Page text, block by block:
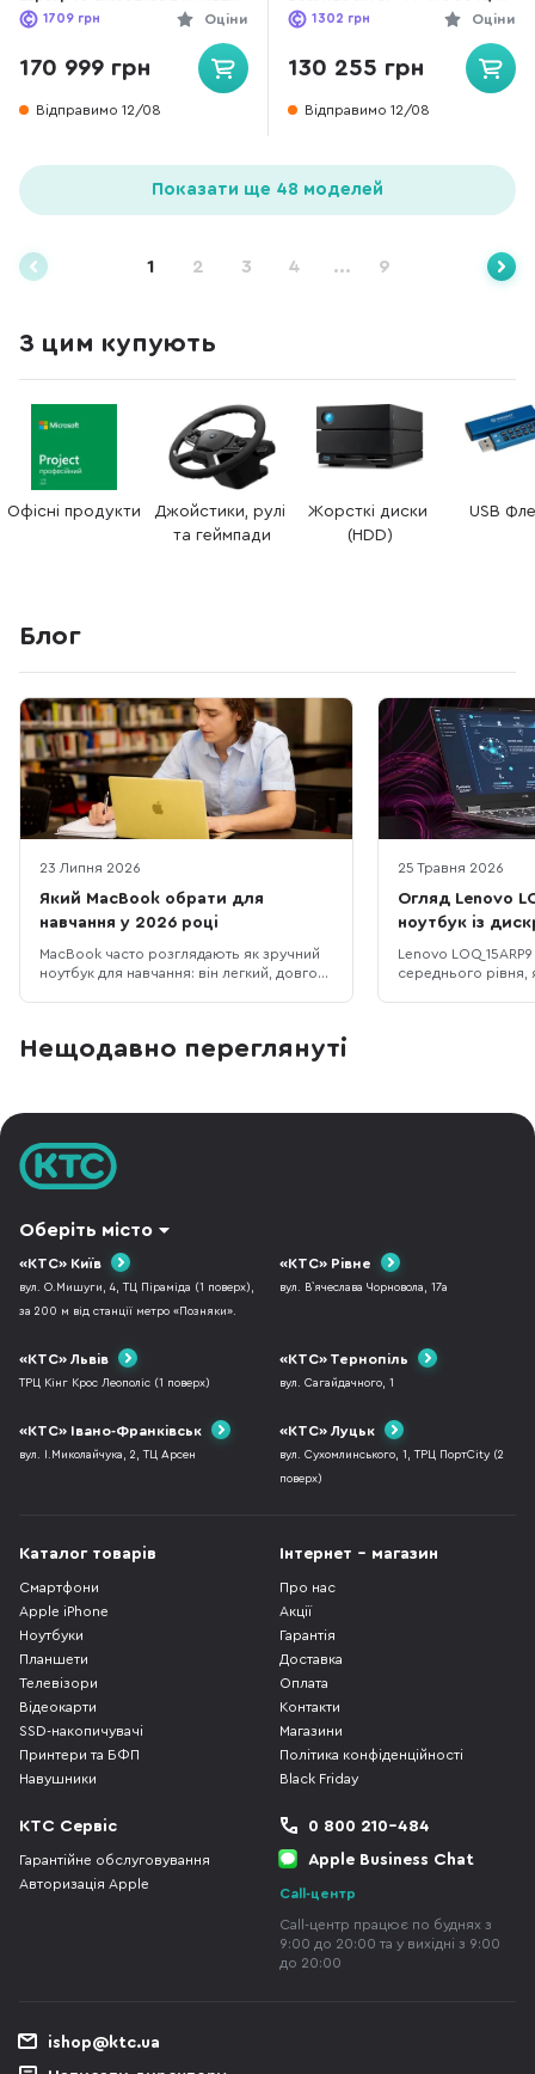
Shadow Black - 16" IPS 240 Гц /
Intel Core i9 / i9-14900HX /
DDR5 32 ГБ / PCI-E SSD 1 ТБ /
GeForce RTX 5070
Оціни
1709 грн
170 999 грн
Відправимо 12/08
Intel Core Ultra 7 / 255H /
DDR5 64 ГБ / PCI-E SSD 1 ТБ /
Оціни
1302 грн
130 255 грн
Відправимо 12/08
Показати ще 48 моделей
1 2 3 4 ... 9
З цим купують
Офісні продукти
Джойстики, рулі
та геймпади
Жорсткі диски
(HDD)
USB
Блог
23 Липня 2026
Який MacBook обрати для
навчання у 2026 році
MacBook часто розглядають як зручний
ноутбук для навчання: він легкий, довго
усі потрібні програми і чи вистачить його
25 Травня 2026
Огляд Lenovo
ноутбук із
DDR5 та
Lenovo LOQ
середнього рівня,
Нещодавно переглянуті
Оберіть місто
«КТС» Київ
вул. О.Мишуги, 4, ТЦ Піраміда (1 поверх),
за 200 м від станції метро «Позняки».
«КТС» Рівне
вул. В`ячеслава Чорновола, 17а
«КТС» Львів
ТРЦ Кінг Крос Леополіс (1 поверх)
«КТС» Тернопіль
вул. Сагайдачного, 1
«КТС» Івано-Франківськ
вул. І.Миколайчука, 2, ТЦ Арсен
«КТС» Луцьк
вул. Сухомлинського, 1, ТРЦ ПортCity (2
поверх)
Каталог товарів
Смартфони
Apple iPhone
Ноутбуки
Планшети
Телевізори
Відеокарти
SSD-накопичувачі
Принтери та БФП
Навушники
Інтернет - магазин
Про нас
Акції
Гарантія
Доставка
Оплата
Контакти
Магазини
Політика конфіденційності
Black Friday
КТС Сервіс
Гарантійне обслуговування
Авторизація Apple
0 800 210-484
Apple Business Chat
Call-центр
Call-центр працює по буднях з
9:00 до 20:00 та у вихідні з 9:00
до 20:00
ishop@ktc.ua